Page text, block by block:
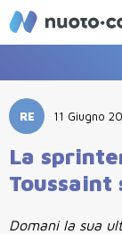
RE 11 Giugno
La
Domani la sua